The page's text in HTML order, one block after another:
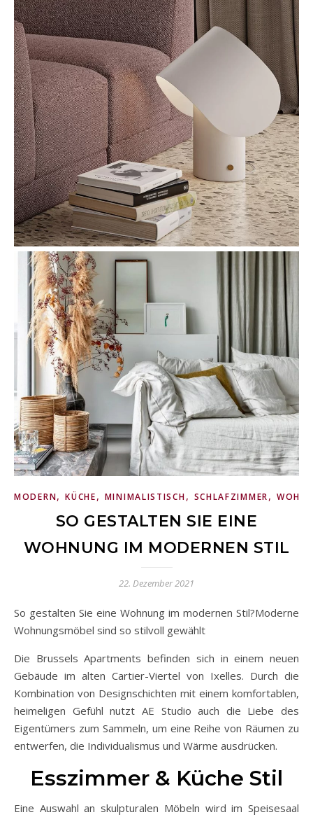
MODERN,KÜCHE, MINIMALISTISCH, SCHLAFZIMMER,
SO GESTALTEN SIE EINE
WOHNUNG IM MODERNEN STIL
22. Dezember 2021
So gestalten Sie eine Wohnung im modernen Stil?Moderne
Wohnungsmöbel sind so stilvoll gewählt
Die Brussels Apartments befinden sich in einem neuen
Gebäude im alten Cartier-Viertel von Ixelles. Durch die
Kombination von Designschichten mit einem komfortablen,
heimeligen Gefühl nutzt AE Studio auch die Liebe des
Eigentümers zum Sammeln, um eine Reihe von Räumen zu
entwerfen, die Individualismus und Wärme ausdrücken.
Esszimmer & Küche Stil
Eine Auswahl an skulpturalen Möbeln wird im Speisesaal